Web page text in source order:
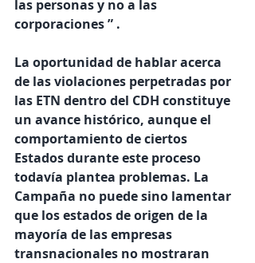
las personas y no a las
corporaciones ” .
La oportunidad de hablar acerca
de las violaciones perpetradas por
las ETN dentro del CDH constituye
un avance histórico, aunque el
comportamiento de ciertos
Estados durante este proceso
todavía plantea problemas. La
Campaña no puede sino lamentar
que los estados de origen de la
mayoría de las empresas
transnacionales no mostraran